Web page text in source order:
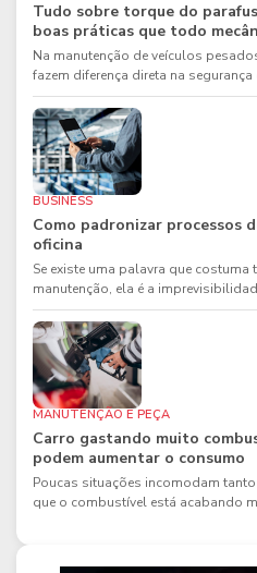
Tudo sobre torque do
boas práticas que todo
Na manutenção de veículos
fazem diferença direta na segurança
BUSINESS
Como padronizar processos
oficina
Se existe uma palavra que
manutenção, ela é a
MANUTENÇÃO E PEÇA
Carro gastando muito
podem aumentar o consumo
Poucas situações incomodam
que o combustível está acabando